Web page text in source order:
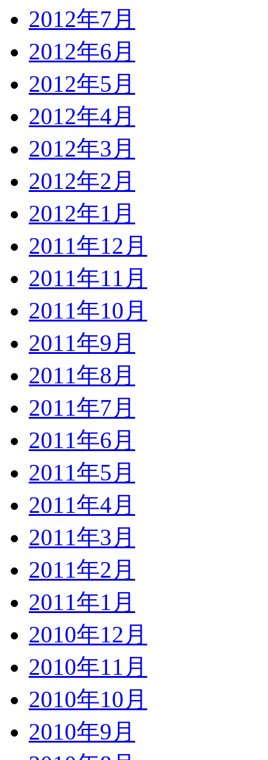
2012年7月
2012年6月
2012年5月
2012年4月
2012年3月
2012年2月
2012年1月
2011年12月
2011年11月
2011年10月
2011年9月
2011年8月
2011年7月
2011年6月
2011年5月
2011年4月
2011年3月
2011年2月
2011年1月
2010年12月
2010年11月
2010年10月
2010年9月